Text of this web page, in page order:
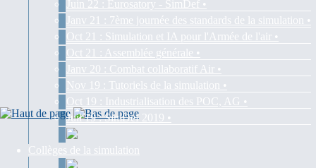
Juin 22 : Eurosatory - SimDef •
Janv 21 : 7ème journée des standards de la simulation •
Oct 21 : Simulation et IA pour l'Armée de l'air •
Oct 21 : Assemblée générale •
Janv 20 : Combat collaboratif Air •
Nov 19 : Tutoriels de la simulation •
Oct 19 : Industrialisation des POC, AG •
Juil 19 : SimDef 2019 •
Collèges de la simulation